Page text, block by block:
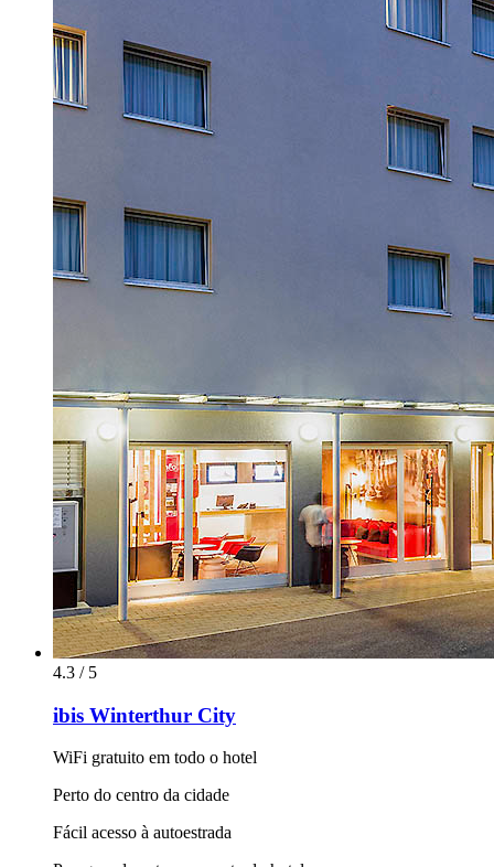
4.3 / 5
ibis Winterthur City
WiFi gratuito em todo o hotel
Perto do centro da cidade
Fácil acesso à autoestrada